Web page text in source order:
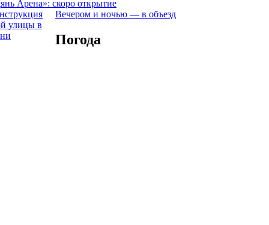
Арена»: скоро открытие
Вечером и ночью — в объезд
Погода